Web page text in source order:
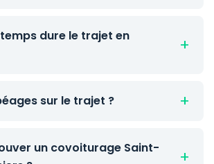
dure le trajet en
sur le trajet ?
un covoiturage Saint-